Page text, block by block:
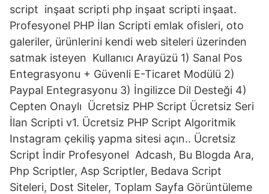
script inşaat scripti php inşaat scripti inşaat.
Profesyonel PHP İlan Scripti emlak ofisleri, oto
galeriler, ürünlerini kendi web siteleri üzerinden
satmak isteyen Kullanıcı Arayüzü 1) Sanal Pos
Entegrasyonu + Güvenli E-Ticaret Modülü 2)
Paypal Entegrasyonu 3) İngilizce Dil Desteği 4)
Cepten Onaylı Ücretsiz PHP Script Ücretsiz Seri
İlan Scripti v1. Ücretsiz PHP Script Algoritmik
Instagram çekiliş yapma sitesi açın.. Ücretsiz
Script İndir Profesyonel Adcash, Bu Blogda Ara,
Php Scriptler, Asp Scriptler, Bedava Script
Siteleri, Dost Siteler, Toplam Sayfa Görüntüleme